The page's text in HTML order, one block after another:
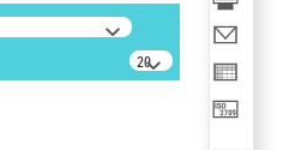
20
résultats/page